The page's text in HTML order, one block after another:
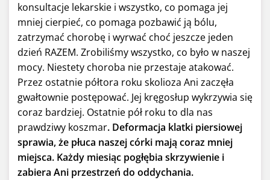
konsultacje lekarskie i wszystko, co pomaga jej
mniej cierpieć, co pomaga pozbawić ją bólu,
zatrzymać chorobę i wyrwać choć jeszcze jeden
dzień RAZEM. Zrobiliśmy wszystko, co było w naszej
mocy. Niestety choroba nie przestaje atakować.
Przez ostatnie półtora roku skolioza Ani zaczęła
gwałtownie postępować. Jej kręgosłup wykrzywia się
coraz bardziej. Ostatnie pół roku to dla nas
prawdziwy koszmar. Deformacja klatki piersiowej
sprawia, że płuca naszej córki mają coraz mniej
miejsca. Każdy miesiąc pogłębia skrzywienie i
zabiera Ani przestrzeń do oddychania.